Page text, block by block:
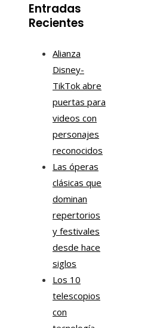
Entradas
Recientes
Alianza
Disney-
TikTok abre
puertas para
videos con
personajes
reconocidos
Las óperas
clásicas que
dominan
repertorios
y festivales
desde hace
siglos
Los 10
telescopios
con